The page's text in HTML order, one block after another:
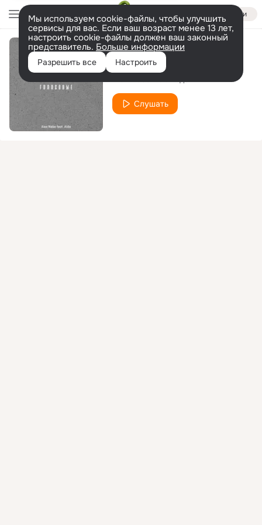
Войти
Мы используем cookie-файлы, чтобы улучшить
сервисы для вас. Если ваш возраст менее 13 лет,
настроить cookie-файлы должен ваш законный
представитель. Больше информации
Разрешить все Настроить
Голосовые
Слушать